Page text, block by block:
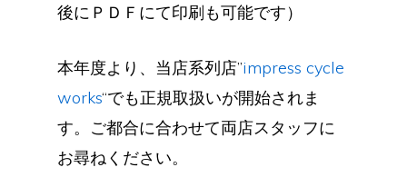
後にＰＤＦにて印刷も可能です）
本年度より、当店系列店”impress cycle
works“でも正規取扱いが開始されま
す。ご都合に合わせて両店スタッフに
お尋ねください。